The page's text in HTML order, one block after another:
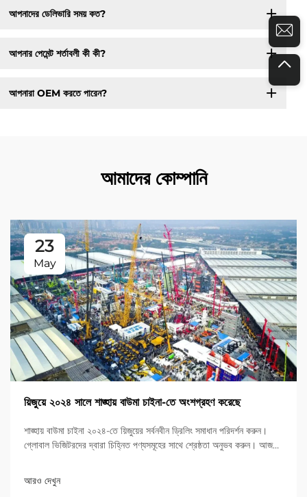
আপনাদের ডেলিভারি সময় কত?
আপনার পেমেন্ট শর্তাবলী কী কী?
আপনারা OEM করতে পারেন?
আমাদের কোম্পানি
23
May
য়িজুয়ে ২০২৪ সালে শাঙ্হায় বাউমা চাইনা-তে অংশগ্রহণ করেছে
শাঙ্হায় বাউমা চাইনা ২০২৪-তে য়িজুয়ের সর্বনবীন ড্রিলিং সমাধান পরিদর্শন করুন।
গ্লোবাল ভিজিটরদের দ্বারা চিহ্নিত পণ্যসমূহের সাথে শ্রেষ্ঠতা অনুভব করুন। আজই
আরও দেখুন